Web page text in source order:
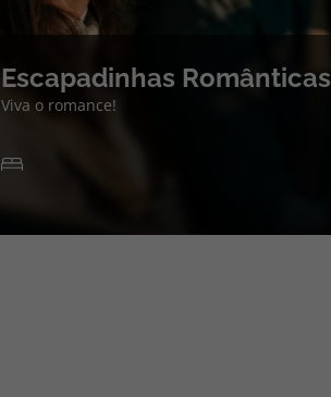
Escapadinhas Românticas
Viva o romance!